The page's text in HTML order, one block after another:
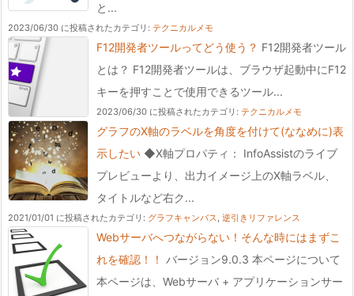
と...
2023/06/30 に投稿されたカテゴリ: テクニカルメモ
F12開発者ツールってどう使う？ F12開発者ツール
とは？ F12開発者ツールは、ブラウザ起動中にF12
キーを押すことで使用できるツール...
2023/06/30 に投稿されたカテゴリ: テクニカルメモ
グラフのX軸のラベルを角度を付けて(ななめに)表
示したい ◆X軸プロパティ： InfoAssistのライブ
プレビューより、出力イメージ上のX軸ラベル、
タイトルなど右ク...
2021/01/01 に投稿されたカテゴリ: グラフキャンバス, 逆引きリファレンス
Webサーバへつながらない！そんな時にはまずこ
れを確認！！ バージョン9.0.3 本ページについて
本ページは、Webサーバ + アプリケーションサー